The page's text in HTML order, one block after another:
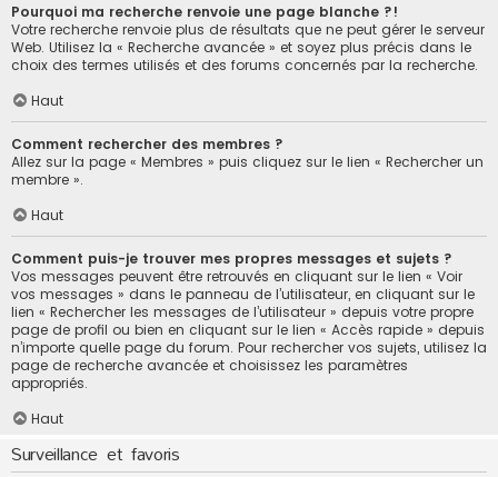
Pourquoi ma recherche renvoie une page blanche ?!
Votre recherche renvoie plus de résultats que ne peut gérer le serveur
Web. Utilisez la « Recherche avancée » et soyez plus précis dans le
choix des termes utilisés et des forums concernés par la recherche.
Haut
Comment rechercher des membres ?
Allez sur la page « Membres » puis cliquez sur le lien « Rechercher un
membre ».
Haut
Comment puis-je trouver mes propres messages et sujets ?
Vos messages peuvent être retrouvés en cliquant sur le lien « Voir
vos messages » dans le panneau de l’utilisateur, en cliquant sur le
lien « Rechercher les messages de l’utilisateur » depuis votre propre
page de profil ou bien en cliquant sur le lien « Accès rapide » depuis
n’importe quelle page du forum. Pour rechercher vos sujets, utilisez la
page de recherche avancée et choisissez les paramètres
appropriés.
Haut
Surveillance et favoris